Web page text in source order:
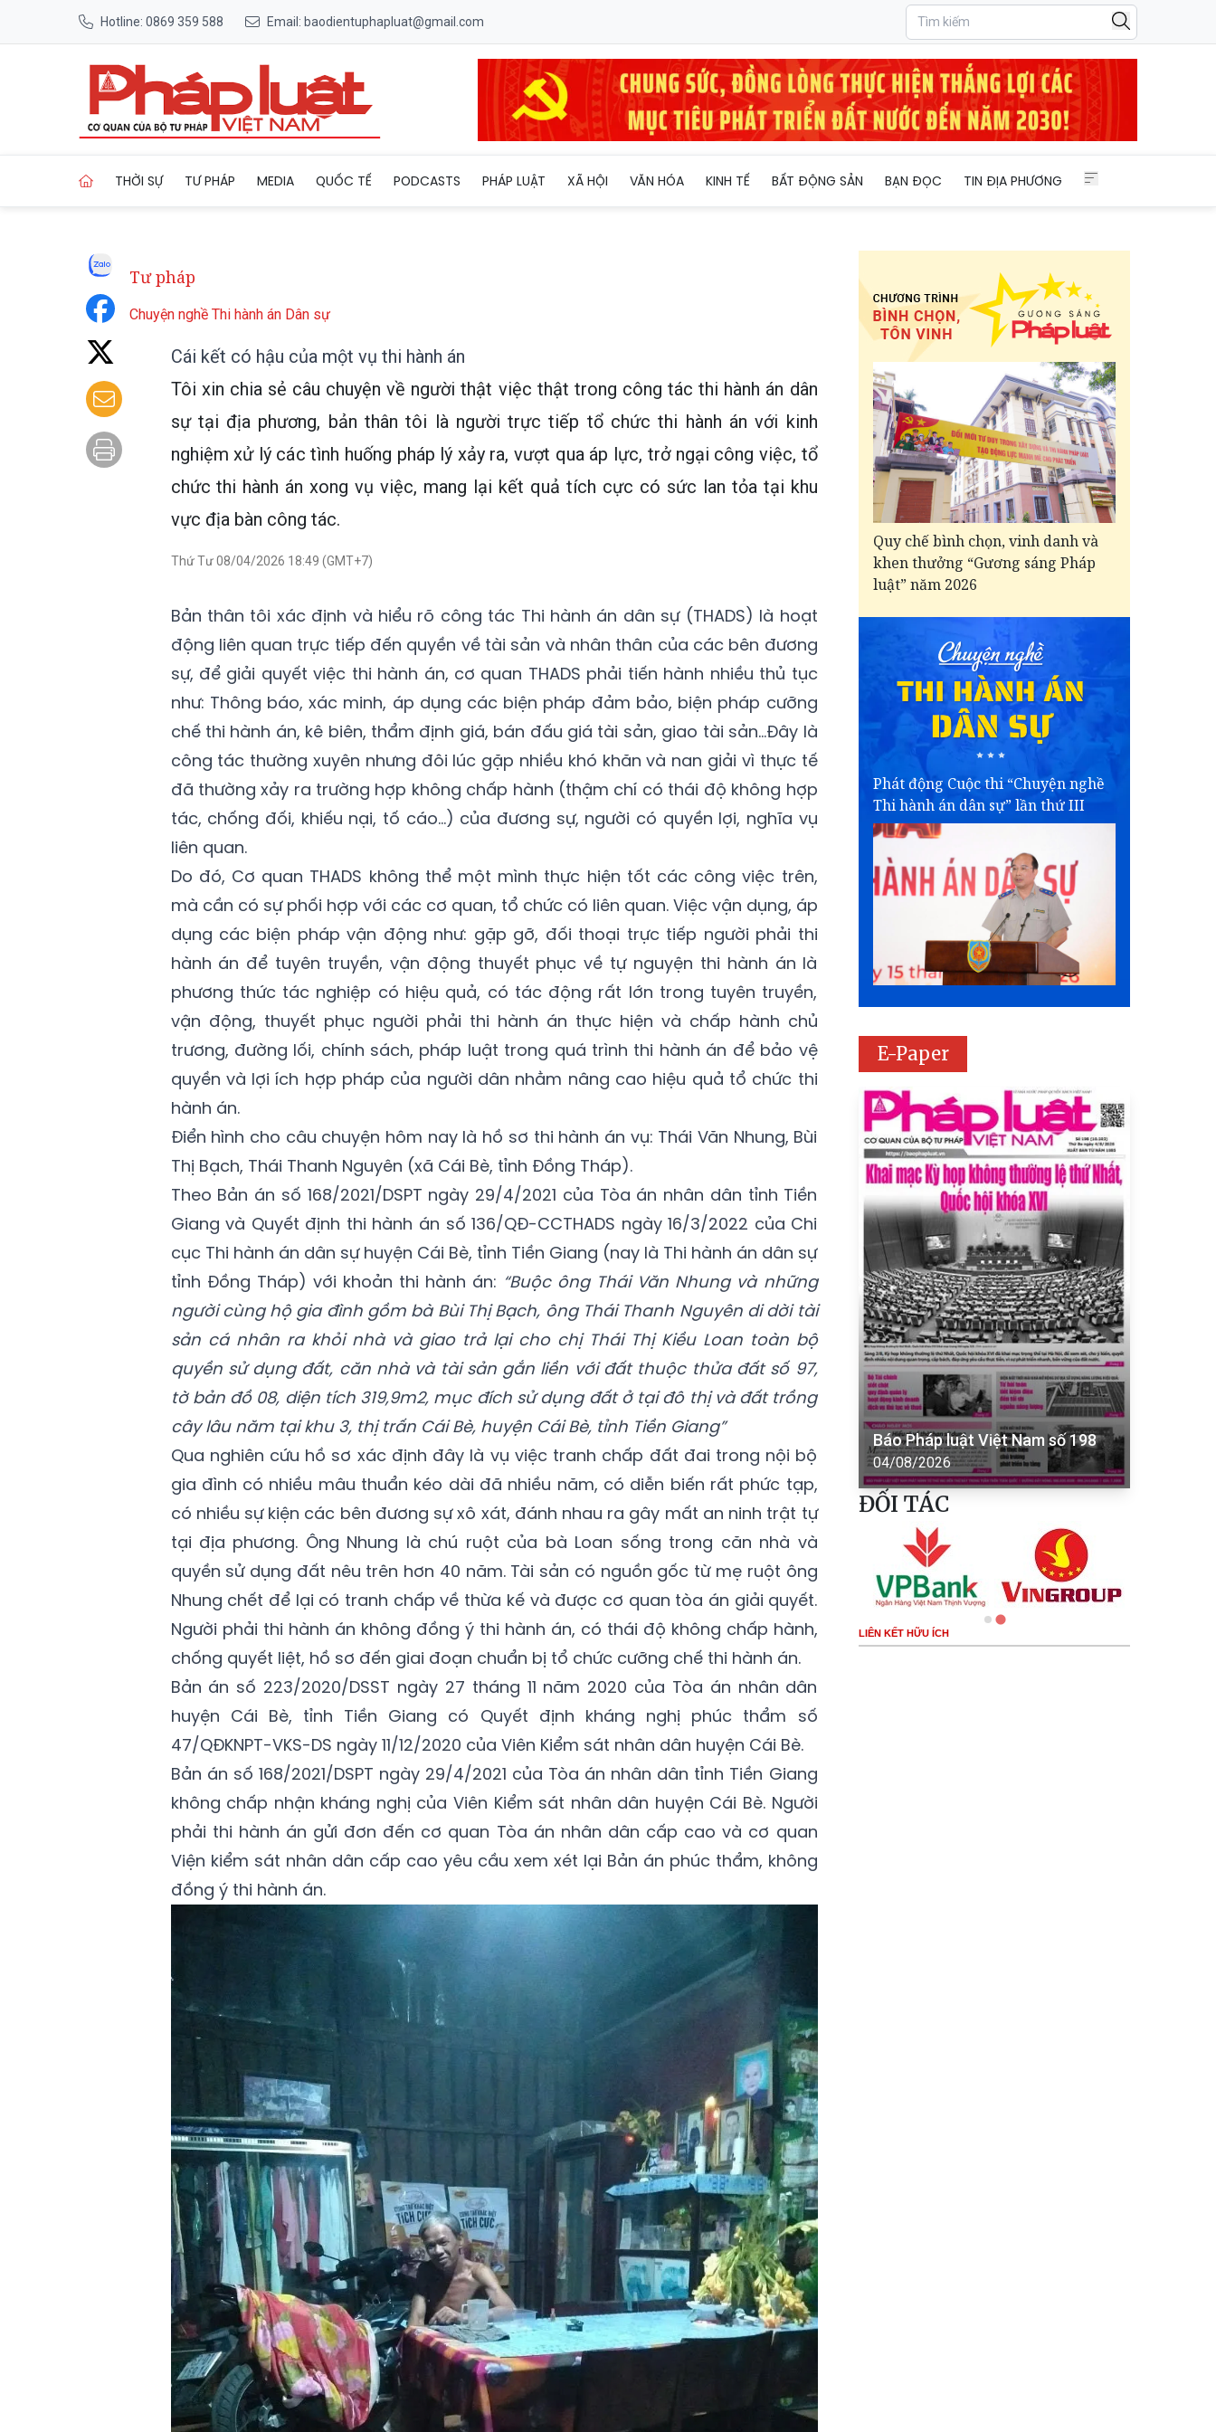
Hotline: 0869 359 588 Email: baodientuphapluat@gmail.com
THỜI SỰ TƯ PHÁP MEDIA QUỐC TẾ PODCASTS PHÁP LUẬT XÃ HỘI VĂN HÓA KINH TẾ BẤT ĐỘNG SẢN BẠN ĐỌC TIN ĐỊA PHƯƠNG
Tư pháp
Chuyện nghề Thi hành án Dân sự
Cái kết có hậu của một vụ thi hành án
Tôi xin chia sẻ câu chuyện về người thật việc thật trong công tác thi hành án dân
sự tại địa phương, bản thân tôi là người trực tiếp tổ chức thi hành án với kinh
nghiệm xử lý các tình huống pháp lý xảy ra, vượt qua áp lực, trở ngại công việc, tổ
chức thi hành án xong vụ việc, mang lại kết quả tích cực có sức lan tỏa tại khu
vực địa bàn công tác.
Thứ Tư 08/04/2026 18:49 (GMT+7)
Bản thân tôi xác định và hiểu rõ công tác Thi hành án dân sự (THADS) là hoạt
động liên quan trực tiếp đến quyền về tài sản và nhân thân của các bên đương
sự, để giải quyết việc thi hành án, cơ quan THADS phải tiến hành nhiều thủ tục
như: Thông báo, xác minh, áp dụng các biện pháp đảm bảo, biện pháp cưỡng
chế thi hành án, kê biên, thẩm định giá, bán đấu giá tài sản, giao tài sản...Đây là
công tác thường xuyên nhưng đôi lúc gặp nhiều khó khăn và nan giải vì thực tế
đã thường xảy ra trường hợp không chấp hành (thậm chí có thái độ không hợp
tác, chống đối, khiếu nại, tố cáo...) của đương sự, người có quyền lợi, nghĩa vụ
liên quan.
Do đó, Cơ quan THADS không thể một mình thực hiện tốt các công việc trên,
mà cần có sự phối hợp với các cơ quan, tổ chức có liên quan. Việc vận dụng, áp
dụng các biện pháp vận động như: gặp gỡ, đối thoại trực tiếp người phải thi
hành án để tuyên truyền, vận động thuyết phục về tự nguyện thi hành án là
phương thức tác nghiệp có hiệu quả, có tác động rất lớn trong tuyên truyền,
vận động, thuyết phục người phải thi hành án thực hiện và chấp hành chủ
trương, đường lối, chính sách, pháp luật trong quá trình thi hành án để bảo vệ
quyền và lợi ích hợp pháp của người dân nhằm nâng cao hiệu quả tổ chức thi
hành án.
Điển hình cho câu chuyện hôm nay là hồ sơ thi hành án vụ: Thái Văn Nhung, Bùi
Thị Bạch, Thái Thanh Nguyên (xã Cái Bè, tỉnh Đồng Tháp).
Theo Bản án số 168/2021/DSPT ngày 29/4/2021 của Tòa án nhân dân tỉnh Tiền
Giang và Quyết định thi hành án số 136/QĐ-CCTHADS ngày 16/3/2022 của Chi
cục Thi hành án dân sự huyện Cái Bè, tỉnh Tiền Giang (nay là Thi hành án dân sự
tỉnh Đồng Tháp) với khoản thi hành án: “Buộc ông Thái Văn Nhung và những
người cùng hộ gia đình gồm bà Bùi Thị Bạch, ông Thái Thanh Nguyên di dời tài
sản cá nhân ra khỏi nhà và giao trả lại cho chị Thái Thị Kiều Loan toàn bộ
quyền sử dụng đất, căn nhà và tài sản gắn liền với đất thuộc thửa đất số 97,
tờ bản đồ 08, diện tích 319,9m2, mục đích sử dụng đất ở tại đô thị và đất trồng
cây lâu năm tại khu 3, thị trấn Cái Bè, huyện Cái Bè, tỉnh Tiền Giang”
Qua nghiên cứu hồ sơ xác định đây là vụ việc tranh chấp đất đai trong nội bộ
gia đình có nhiều mâu thuẩn kéo dài đã nhiều năm, có diễn biến rất phức tạp,
có nhiều sự kiện các bên đương sự xô xát, đánh nhau ra gây mất an ninh trật tự
tại địa phương. Ông Nhung là chú ruột của bà Loan sống trong căn nhà và
quyền sử dụng đất nêu trên hơn 40 năm. Tài sản có nguồn gốc từ mẹ ruột ông
Nhung chết để lại có tranh chấp về thừa kế và được cơ quan tòa án giải quyết.
Người phải thi hành án không đồng ý thi hành án, có thái độ không chấp hành,
chống quyết liệt, hồ sơ đến giai đoạn chuẩn bị tổ chức cưỡng chế thi hành án.
Bản án số 223/2020/DSST ngày 27 tháng 11 năm 2020 của Tòa án nhân dân
huyện Cái Bè, tỉnh Tiền Giang có Quyết định kháng nghị phúc thẩm số
47/QĐKNPT-VKS-DS ngày 11/12/2020 của Viên Kiểm sát nhân dân huyện Cái Bè.
Bản án số 168/2021/DSPT ngày 29/4/2021 của Tòa án nhân dân tỉnh Tiền Giang
không chấp nhận kháng nghị của Viên Kiểm sát nhân dân huyện Cái Bè. Người
phải thi hành án gửi đơn đến cơ quan Tòa án nhân dân cấp cao và cơ quan
Viện kiểm sát nhân dân cấp cao yêu cầu xem xét lại Bản án phúc thẩm, không
đồng ý thi hành án.
Quy chế bình chọn, vinh danh và
khen thưởng “Gương sáng Pháp
luật” năm 2026
Phát động Cuộc thi “Chuyện nghề
Thi hành án dân sự” lần thứ III
E-Paper
Báo Pháp luật Việt Nam số 198
04/08/2026
ĐỐI TÁC
LIÊN KẾT HỮU ÍCH